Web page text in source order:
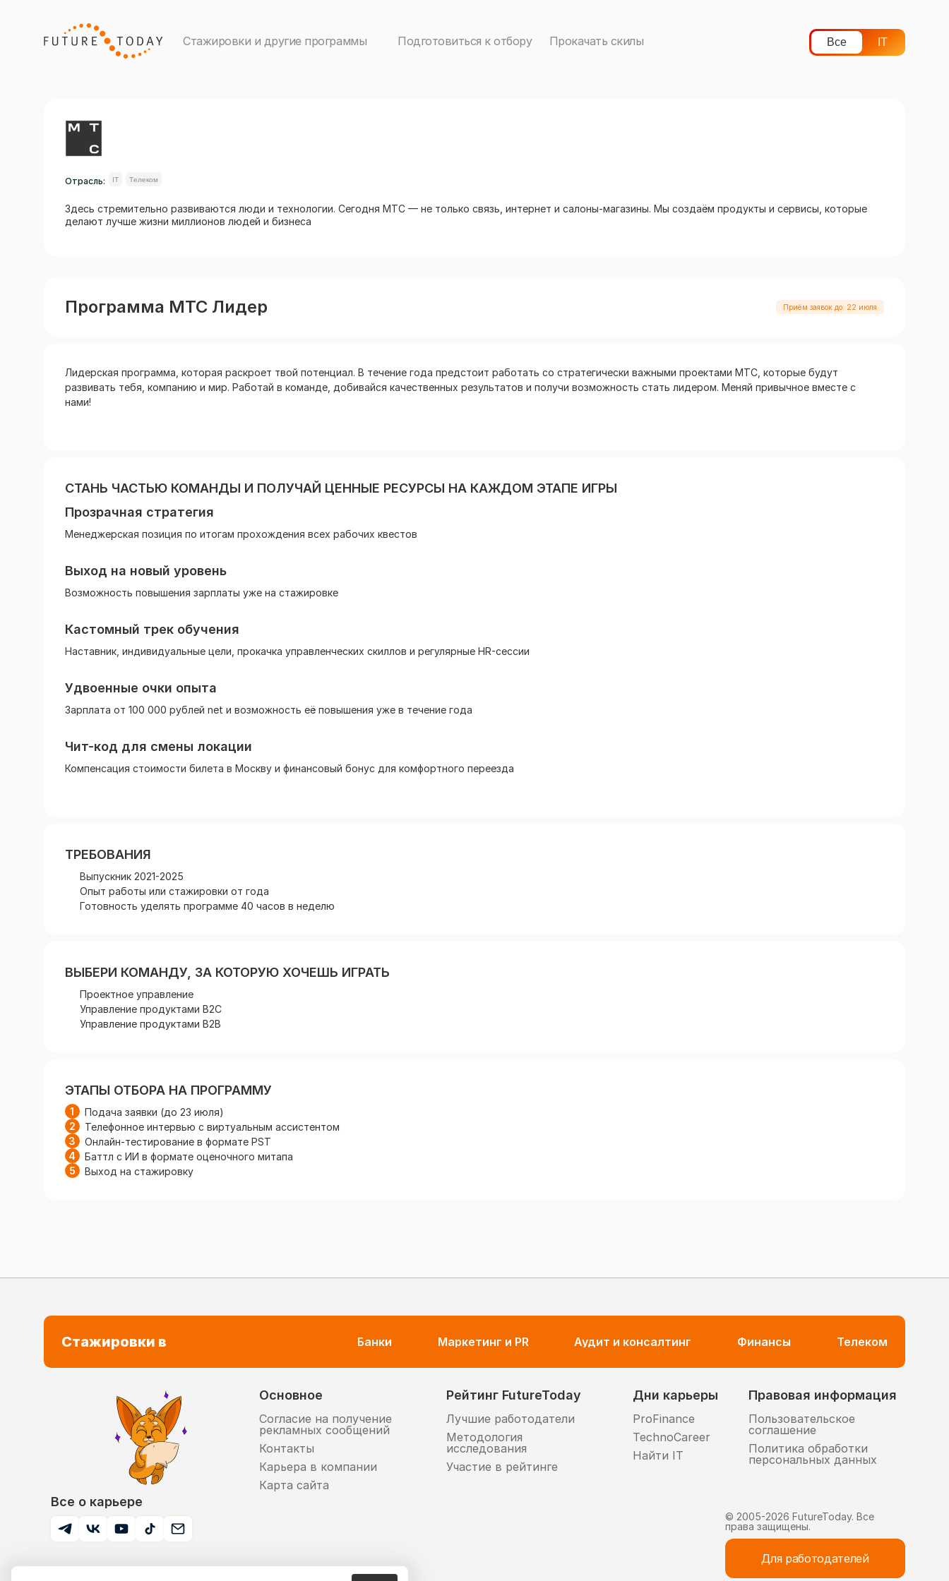
Стажировки и другие программы Подготовиться к отбору Прокачать скилы Все IT
Отрасль: IT Телеком
Здесь стремительно развиваются люди и технологии. Сегодня МТС — не только связь, интернет и салоны-магазины. Мы создаём продукты и сервисы, которые
делают лучше жизни миллионов людей и бизнеса
Программа МТС Лидер Приём заявок до: 22 июля
Лидерская программа, которая раскроет твой потенциал. В течение года предстоит работать со стратегически важными проектами МТС, которые будут
развивать тебя, компанию и мир. Работай в команде, добивайся качественных результатов и получи возможность стать лидером. Меняй привычное вместе с
нами!
СТАНЬ ЧАСТЬЮ КОМАНДЫ И ПОЛУЧАЙ ЦЕННЫЕ РЕСУРСЫ НА КАЖДОМ ЭТАПЕ ИГРЫ
Прозрачная стратегия
Менеджерская позиция по итогам прохождения всех рабочих квестов
Выход на новый уровень
Возможность повышения зарплаты уже на стажировке
Кастомный трек обучения
Наставник, индивидуальные цели, прокачка управленческих скиллов и регулярные HR-сессии
Удвоенные очки опыта
Зарплата от 100 000 рублей net и возможность её повышения уже в течение года
Чит-код для смены локации
Компенсация стоимости билета в Москву и финансовый бонус для комфортного переезда
ТРЕБОВАНИЯ
Выпускник 2021-2025
Опыт работы или стажировки от года
Готовность уделять программе 40 часов в неделю
ВЫБЕРИ КОМАНДУ, ЗА КОТОРУЮ ХОЧЕШЬ ИГРАТЬ
Проектное управление
Управление продуктами B2C
Управление продуктами B2B
ЭТАПЫ ОТБОРА НА ПРОГРАММУ
Подача заявки (до 23 июля)
Телефонное интервью с виртуальным ассистентом
Онлайн-тестирование в формате PST
Баттл с ИИ в формате оценочного митапа
Выход на стажировку
Стажировки в Банки Маркетинг и PR Аудит и консалтинг Финансы Телеком
Все о карьере
Основное
Согласие на получение
рекламных сообщений
Контакты
Карьера в компании
Карта сайта
Рейтинг FutureToday
Лучшие работодатели
Методология
исследования
Участие в рейтинге
Дни карьеры
ProFinance
TechnoCareer
Найти IT
Правовая информация
Пользовательское
соглашение
Политика обработки
персональных данных
© 2005-2026 FutureToday. Все
права защищены.
Для работодателей